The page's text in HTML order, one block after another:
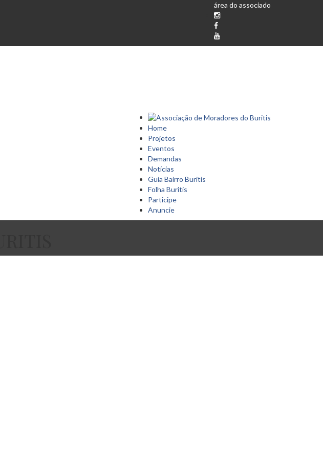
área do associado
Home
Projetos
Eventos
Demandas
Notícias
Guia Bairro Buritis
Folha Buritis
Participe
Anuncie